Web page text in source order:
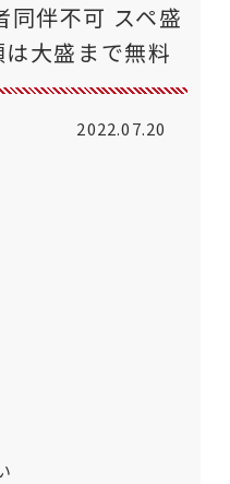
伴不可 スペ盛
大盛まで無料
2022.07.20